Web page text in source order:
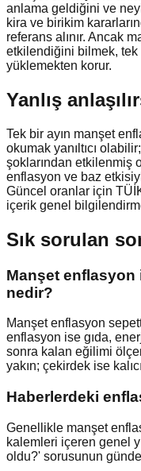
anlama geldiğini ve
kira ve birikim
referans alınır. Ancak
etkilendiğini bilmek, tek
yüklemekten korur.
Yanlış
Tek bir ayın manşet
okumak yanıltıcı
şoklarından etkilenmiş
enflasyon ve baz
Güncel oranlar için
içerik genel
Sık sorulan
Manşet enflasyon
nedir?
Manşet enflasyon
enflasyon ise gıda,
sonra kalan eğilimi
yakın; çekirdek ise
Haberlerdeki
Genellikle manşet
kalemleri içeren genel
oldu?' sorusunun